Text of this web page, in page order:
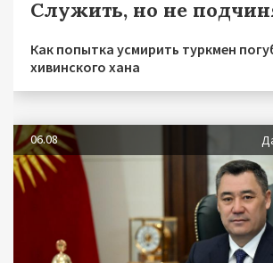
Служить, но не
Как попытка усмирить туркмен
хивинского хана
06.08